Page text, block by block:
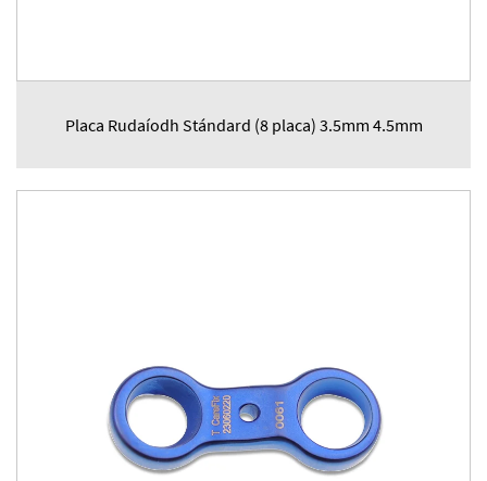
Placa Rudaíodh Stándard (8 placa) 3.5mm 4.5mm